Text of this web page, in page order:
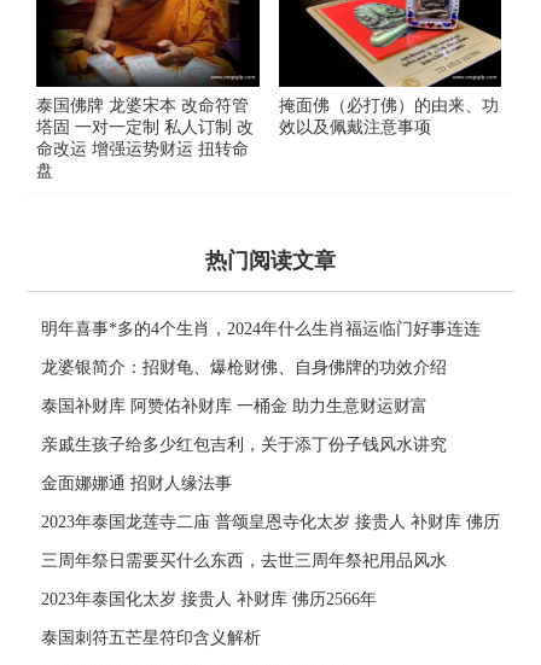
泰国佛牌 龙婆宋本 改命符管
塔固 一对一定制 私人订制 改
命改运 增强运势财运 扭转命
盘
掩面佛（必打佛）的由来、功
效以及佩戴注意事项
热门阅读文章
明年喜事*多的4个生肖，2024年什么生肖福运临门好事连连
龙婆银简介：招财龟、爆枪财佛、自身佛牌的功效介绍
泰国补财库 阿赞佑补财库 一桶金 助力生意财运财富
亲戚生孩子给多少红包吉利，关于添丁份子钱风水讲究
金面娜娜通 招财人缘法事
2023年泰国龙莲寺二庙 普颂皇恩寺化太岁 接贵人 补财库 佛历
2566年
三周年祭日需要买什么东西，去世三周年祭祀用品风水
2023年泰国化太岁 接贵人 补财库 佛历2566年
泰国刺符五芒星符印含义解析